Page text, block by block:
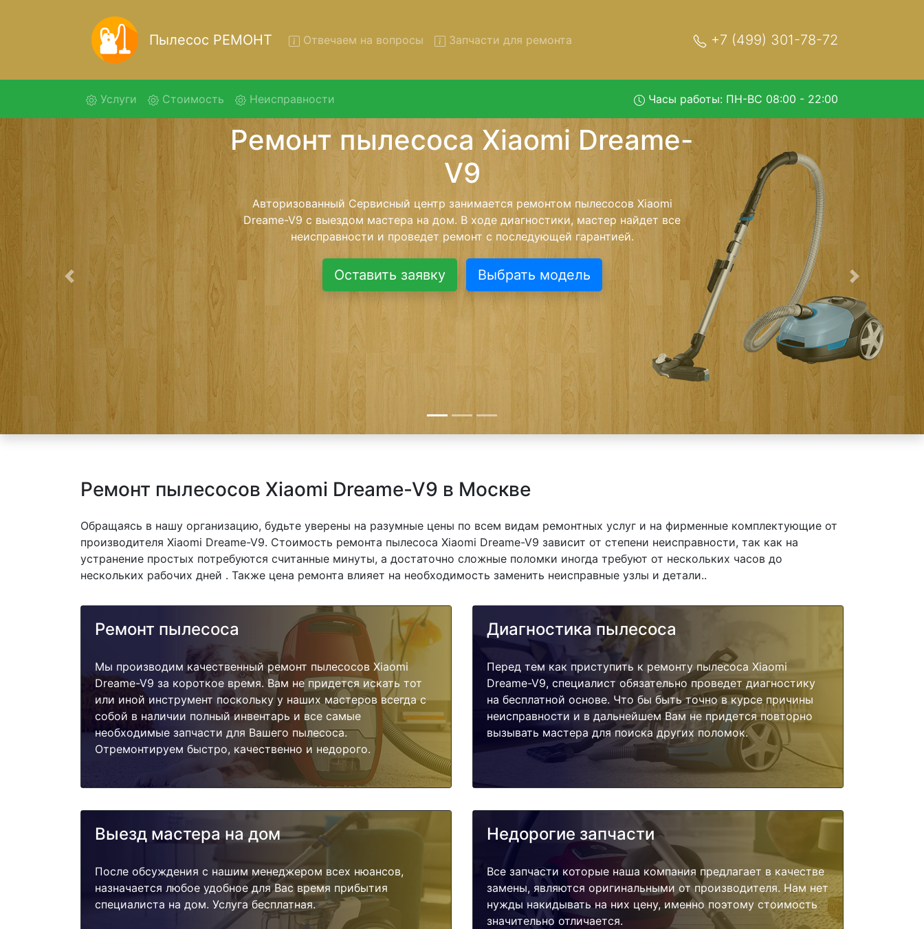
Пылесос РЕМОНТ Отвечаем на вопросы Запчасти для ремонта +7 (499) 301-78-72
Услуги (current)Стоимость Неисправности Часы работы: ПН-ВС 08:00 - 22:00
Ремонт пылесосов Xiaomi Dreame-V9 с
вывозом в сервис
Ремонт пылесосов Xiaomi Dreame-V9 с вывозом в сервисный центр и обратно - с
помощью нашей бесплатной услуги, специалист заберет Ваш пылесос для
дальнейшего более детального ремонта. Оговоренная стоимость ремонта
останется неизменно при возвращении видеотехники обратно.
Оставить заявку Выбрать модель
Предыдущая Следующая
Ремонт пылесосов Xiaomi Dreame-V9 в Москве
Обращаясь в нашу организацию, будьте уверены на разумные цены по всем видам ремонтных услуг и на фирменные комплектующие от
производителя Xiaomi Dreame-V9. Стоимость ремонта пылесоса Xiaomi Dreame-V9 зависит от степени неисправности, так как на
устранение простых потребуются считанные минуты, а достаточно сложные поломки иногда требуют от нескольких часов до
нескольких рабочих дней . Также цена ремонта влияет на необходимость заменить неисправные узлы и детали..
Ремонт пылесоса
Мы производим качественный ремонт пылесосов Xiaomi
Dreame-V9 за короткое время. Вам не придется искать тот
или иной инструмент поскольку у наших мастеров всегда с
собой в наличии полный инвентарь и все самые
необходимые запчасти для Вашего пылесоса.
Отремонтируем быстро, качественно и недорого.
Диагностика пылесоса
Перед тем как приступить к ремонту пылесоса Xiaomi
Dreame-V9, специалист обязательно проведет диагностику
на бесплатной основе. Что бы быть точно в курсе причины
неисправности и в дальнейшем Вам не придется повторно
вызывать мастера для поиска других поломок.
Выезд мастера на дом
После обсуждения с нашим менеджером всех нюансов,
назначается любое удобное для Вас время прибытия
специалиста на дом. Услуга бесплатная.
Недорогие запчасти
Все запчасти которые наша компания предлагает в качестве
замены, являются оригинальными от производителя. Нам нет
нужды накидывать на них цену, именно поэтому стоимость
значительно отличается.